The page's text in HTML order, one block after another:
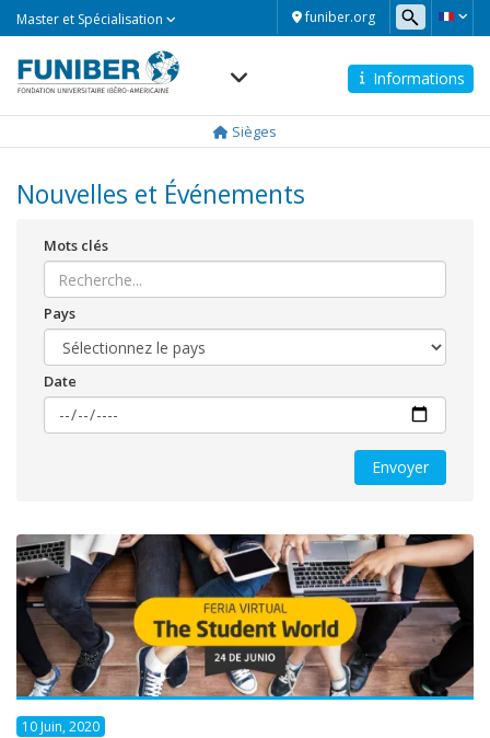
funiber.org
Master et Spécialisation
Informations
Sièges
Nouvelles et Événements
Mots clés
Pays
Date
10 Juin, 2020